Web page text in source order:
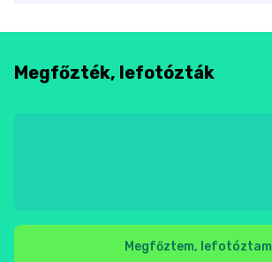
Megfőzték, lefotózták
Megfőztem, lefotóztam